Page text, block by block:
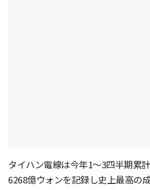
タイハン電線は今年1〜3四半期累
6268億ウォンを記録し史上最高の